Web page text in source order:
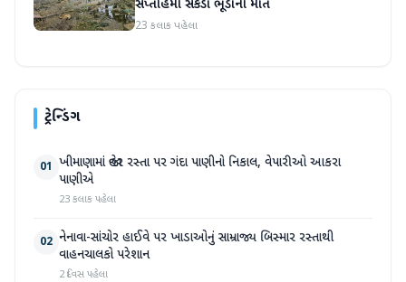
સપ્તાહમાં સેંકડો ભૂંડોના મોત
23 કલાક પહેલા
ટ્રેન્ડિંગ
01 ખીમાણામાં જાહેર રસ્તા પર ગંદા પાણીનો નિકાલ, વેપારીઓ આકરા
પાણીએ
23 કલાક પહેલા
02 નેનાવા-સાંચોર હાઈવે પર ખાડાઓનું સામ્રાજ્ય બિસ્માર રસ્તાથી
વાહનચાલકો પરેશાન
2 દિવસ પહેલા